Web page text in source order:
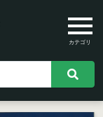
カテゴリ